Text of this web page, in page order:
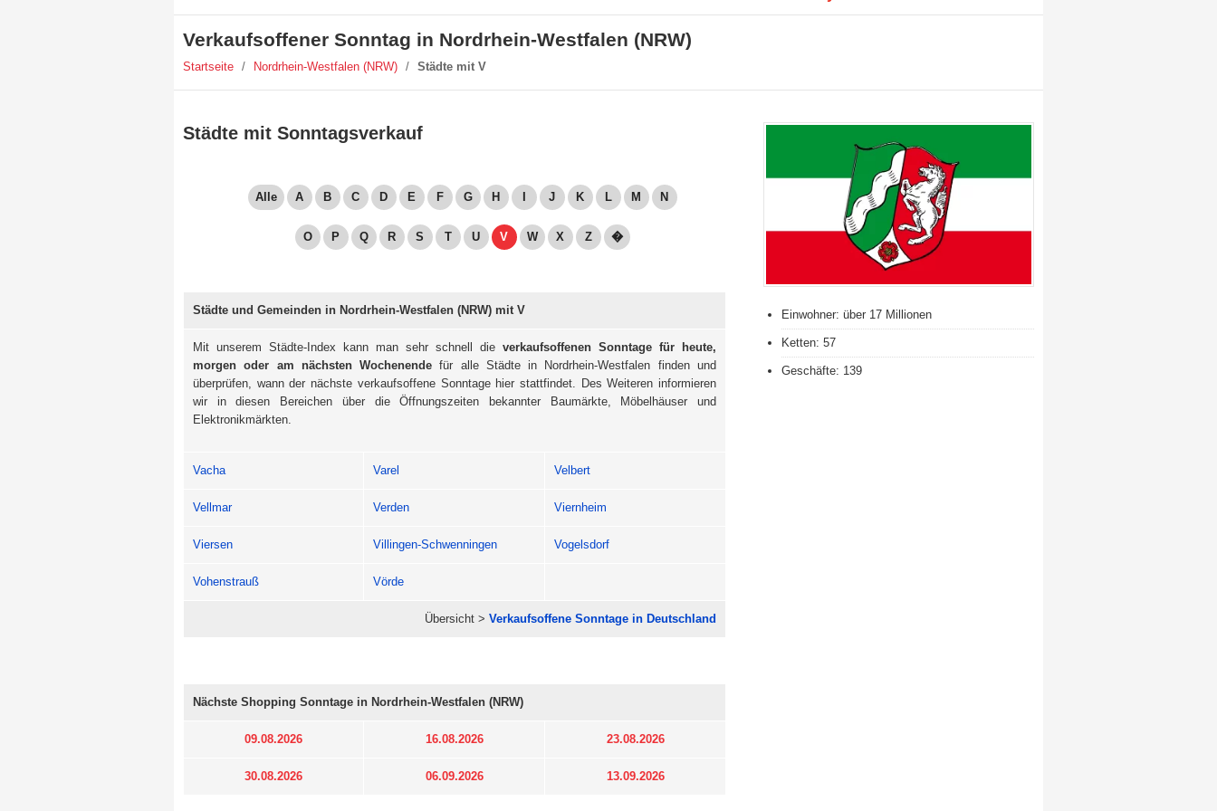
Verkaufsoffener Sonntag in Nordrhein-Westfalen (NRW)
Startseite / Nordrhein-Westfalen (NRW) / Städte mit V
Städte mit Sonntagsverkauf
Alle A B C D E F G H J K L M N
O P Q R S T U V W X Z �
Städte und Gemeinden in Nordrhein-Westfalen (NRW) mit V
Mit unserem Städte-Index kann man sehr schnell die verkaufsoffenen Sonntage für heute,
morgen oder am nächsten Wochenende für alle Städte in Nordrhein-Westfalen finden und
überprüfen, wann der nächste verkaufsoffene Sonntage hier stattfindet. Des Weiteren informieren
wir in diesen Bereichen über die Öffnungszeiten bekannter Baumärkte, Möbelhäuser und
Elektronikmärkten.
Vacha Varel Velbert
Vellmar Verden Viernheim
Viersen Villingen-Schwenningen Vogelsdorf
Vohenstrauß Vörde
Übersicht > Verkaufsoffene Sonntage in Deutschland
Nächste Shopping Sonntage in Nordrhein-Westfalen (NRW)
09.08.2026 16.08.2026 23.08.2026
30.08.2026 06.09.2026 13.09.2026
Einwohner: über 17 Millionen
Ketten: 57
Geschäfte: 139